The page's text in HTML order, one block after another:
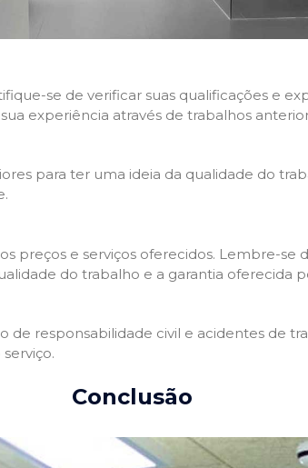
se de verificar suas qualificações e
experiência através de trabalhos
para ter uma ideia da qualidade do
preços e serviços oferecidos. Lembre-se
do trabalho e a garantia oferecida
responsabilidade civil e acidentes de
Conclusão